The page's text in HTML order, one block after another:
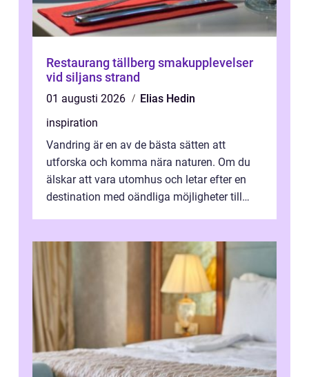
Restaurang tällberg smakupplevelser
vid siljans strand
01 augusti 2026
Elias Hedin
inspiration
Vandring är en av de bästa sätten att
utforska och komma nära naturen. Om du
älskar att vara utomhus och letar efter en
destination med oändliga möjligheter till